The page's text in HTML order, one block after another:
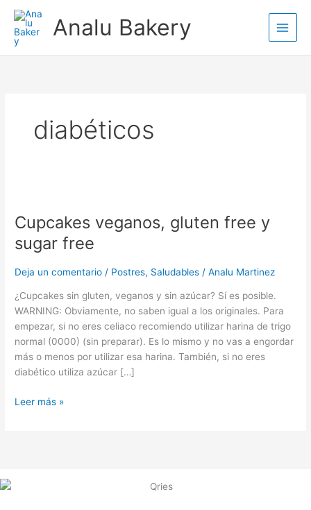
contenido
Analu Bakery
diabéticos
Cupcakes veganos, gluten free y
sugar free
Deja un comentario / Postres, Saludables /Analu Martinez
¿Cupcakes sin gluten, veganos y sin azúcar? Sí es posible.
WARNING: Obviamente, no saben igual a los originales. Para
empezar, si no eres celiaco recomiendo utilizar harina de trigo
normal (0000) (sin preparar). Es lo mismo y no vas a engordar
más o menos por utilizar esa harina. También, si no eres
diabético utiliza azúcar […]
gluten
y
sugar
Leer más »